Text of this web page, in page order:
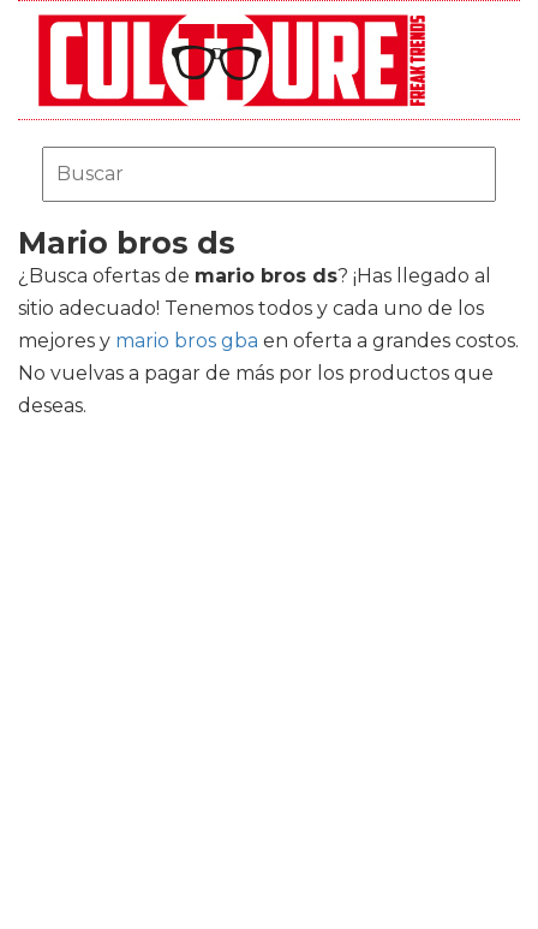
Mario bros ds
¿Busca ofertas de mario bros ds? ¡Has llegado al
sitio adecuado! Tenemos todos y cada uno de los
mejores y mario bros gba en oferta a grandes costos.
No vuelvas a pagar de más por los productos que
deseas.